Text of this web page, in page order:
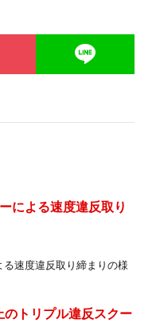
による速度違反取り
速度違反取り締まりの様
トリプル違反スクー